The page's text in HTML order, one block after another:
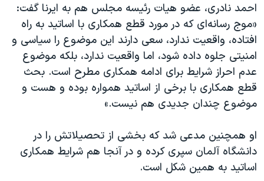
احمد نادری، عضو هیات رئیسه مجلس هم به ایرنا گفت:
«موج رسانه‌ای که در مورد قطع همکاری با اساتید به راه
افتاده، واقعیت ندارد، سعی دارند این موضوع را سیاسی و
امنیتی جلوه داده شود، اما واقعیت ندارد، بلکه موضوع
عدم احراز شرایط برای ادامه همکاری مطرح است. بحث
قطع همکاری با برخی از اساتید همواره بوده و هست و
موضوع چندان جدیدی هم نیست.»
او همچنین مدعی شد که بخشی از تحصیلاتش را در
دانشگاه آلمان سپری کرده‌ و در آنجا هم شرایط همکاری
اساتید به همین شکل است.